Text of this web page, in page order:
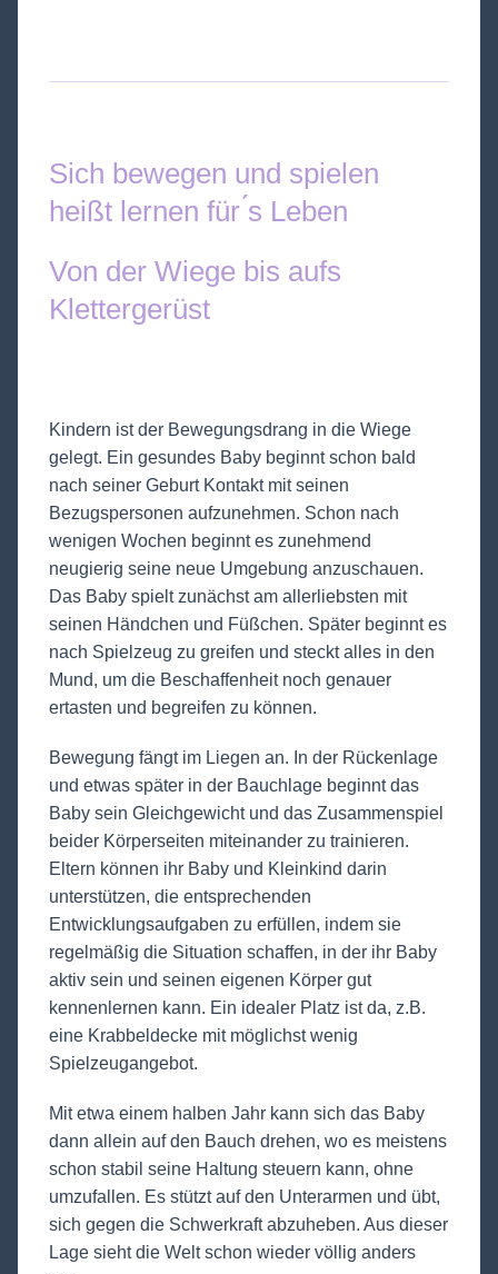
Sich bewegen und spielen
heißt lernen für ́s Leben
Von der Wiege bis aufs
Klettergerüst
Kindern ist der Bewegungsdrang in die Wiege
gelegt. Ein gesundes Baby beginnt schon bald
nach seiner Geburt Kontakt mit seinen
Bezugspersonen aufzunehmen. Schon nach
wenigen Wochen beginnt es zunehmend
neugierig seine neue Umgebung anzuschauen.
Das Baby spielt zunächst am allerliebsten mit
seinen Händchen und Füßchen. Später beginnt es
nach Spielzeug zu greifen und steckt alles in den
Mund, um die Beschaffenheit noch genauer
ertasten und begreifen zu können.
Bewegung fängt im Liegen an. In der Rückenlage
und etwas später in der Bauchlage beginnt das
Baby sein Gleichgewicht und das Zusammenspiel
beider Körperseiten miteinander zu trainieren.
Eltern können ihr Baby und Kleinkind darin
unterstützen, die entsprechenden
Entwicklungsaufgaben zu erfüllen, indem sie
regelmäßig die Situation schaffen, in der ihr Baby
aktiv sein und seinen eigenen Körper gut
kennenlernen kann. Ein idealer Platz ist da, z.B.
eine Krabbeldecke mit möglichst wenig
Spielzeugangebot.
Mit etwa einem halben Jahr kann sich das Baby
dann allein auf den Bauch drehen, wo es meistens
schon stabil seine Haltung steuern kann, ohne
umzufallen. Es stützt auf den Unterarmen und übt,
sich gegen die Schwerkraft abzuheben. Aus dieser
Lage sieht die Welt schon wieder völlig anders